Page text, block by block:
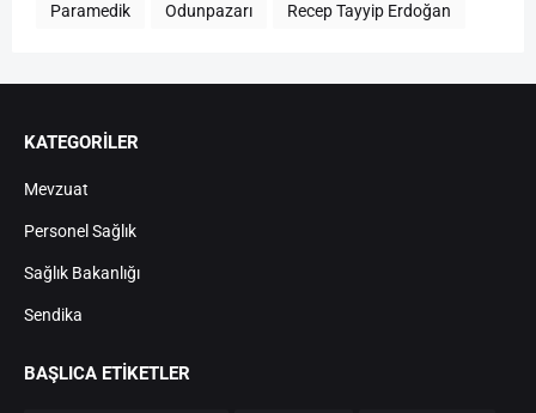
Paramedik Odunpazarı Recep Tayyip Erdoğan
KATEGORİLER
Mevzuat
Personel Sağlık
Sağlık Bakanlığı
Sendika
BAŞLICA ETIKETLER